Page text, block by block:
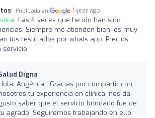
Publicada en 1 year ago
Las 4 veces que he ido han sido
Siempre me atienden bien, es muy
tus resultados por whats app. Precios
servicio.
Digna
Angélica . Gracias por compartir con
tu experiencia en clínica, nos da
saber que el servicio brindado fue de
agrado. Seguiremos trabajando en ello.